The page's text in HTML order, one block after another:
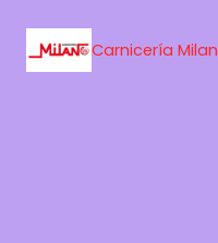
Carnicería Milan